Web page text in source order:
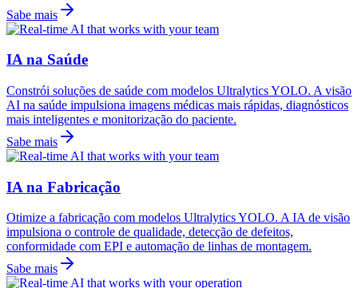
Sabe mais
IA na Saúde
Constrói soluções de saúde com modelos Ultralytics YOLO. A visão
AI na saúde impulsiona imagens médicas mais rápidas, diagnósticos
mais inteligentes e monitorização do paciente.
Sabe mais
IA na Fabricação
Otimize a fabricação com modelos Ultralytics YOLO. A IA de visão
impulsiona o controle de qualidade, detecção de defeitos,
conformidade com EPI e automação de linhas de montagem.
Sabe mais